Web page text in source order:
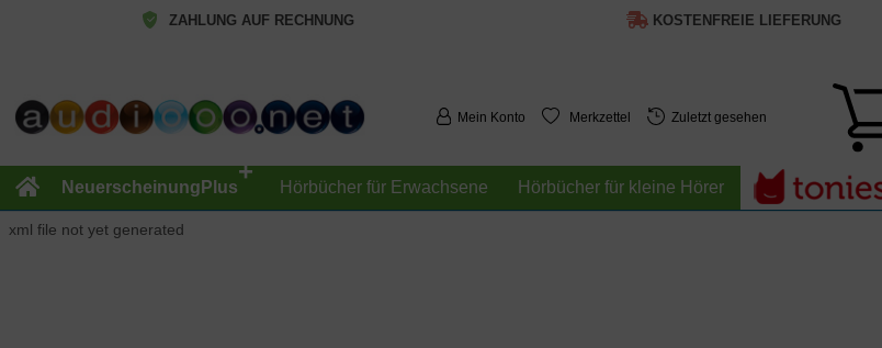
ZAHLUNG AUF RECHNUNG KOSTENFREIE LIEFERUNG
Mein Konto Merkzettel Zuletzt gesehen
NeuerscheinungPlus
+
Hörbücher für Erwachsene Hörbücher für kleine Hörer
xml file not yet generated